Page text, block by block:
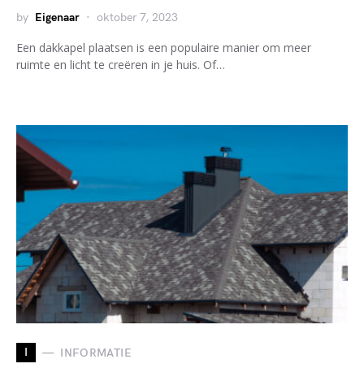
by Eigenaar oktober 7, 2023
Een dakkapel plaatsen is een populaire manier om meer
ruimte en licht te creëren in je huis. Of…
I INFORMATIE